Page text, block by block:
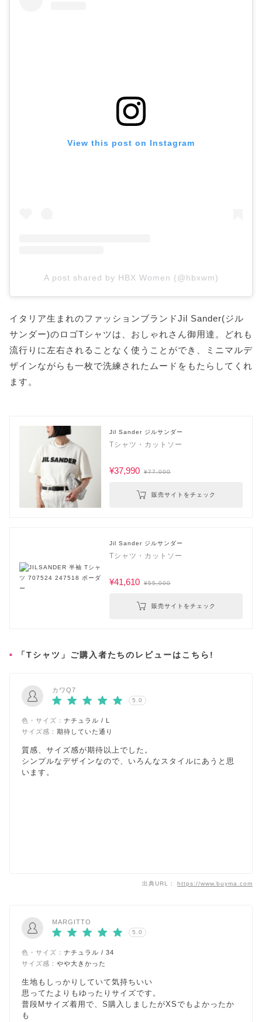
View this post on Instagram
A post shared by HBX Women (@hbxwm)
イタリア生まれのファッションブランドJil Sander(ジル
サンダー)のロゴTシャツは、おしゃれさん御用達。どれも
流行りに左右されることなく使うことができ、ミニマルデ
ザインながらも一枚で洗練されたムードをもたらしてくれ
ます。
Jil Sander ジルサンダー
Tシャツ・カットソー
¥37,990 ¥77,000
販売サイトをチェック
Jil Sander ジルサンダー
Tシャツ・カットソー
¥41,610 ¥55,000
販売サイトをチェック
「Tシャツ」ご購入者たちのレビューはこちら!
カワQ7
5.0
色・サイズ： ナチュラル / L
サイズ感： 期待していた通り
質感、サイズ感が期待以上でした。
シンプルなデザインなので、いろんなスタイルにあうと思
います。
出典URL： https://www.buyma.com
MARGITTO
5.0
色・サイズ： ナチュラル / 34
サイズ感： やや大きかった
生地もしっかりしていて気持ちいい
思ってたよりもゆったりサイズです。
普段Mサイズ着用で、S購入しましたがXSでもよかったか
も